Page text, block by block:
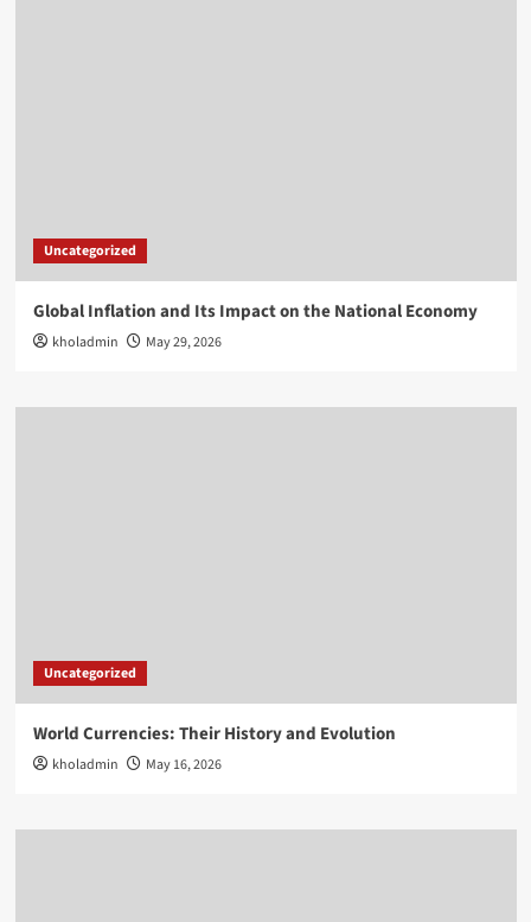
Uncategorized
Global Inflation and Its Impact on the National Economy
kholadmin May 29, 2026
Uncategorized
World Currencies: Their History and Evolution
kholadmin May 16, 2026